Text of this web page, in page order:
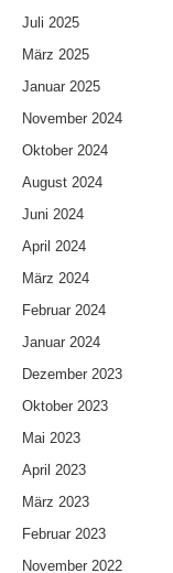
Juli 2025
März 2025
Januar 2025
November 2024
Oktober 2024
August 2024
Juni 2024
April 2024
März 2024
Februar 2024
Januar 2024
Dezember 2023
Oktober 2023
Mai 2023
April 2023
März 2023
Februar 2023
November 2022